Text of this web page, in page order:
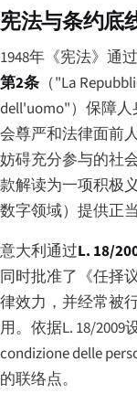
宪法与条约底
1948年《宪法》通
第2条 （"La
dell'uomo"）保障人
会尊严和法律面前
妨碍充分参与的社
款解读为一项积极
数字领域）提供正
意大利通过L. 18/
同时批准了《任择
律效力，并经常被
用。依据L. 18/2009
condizione delle
的联络点。